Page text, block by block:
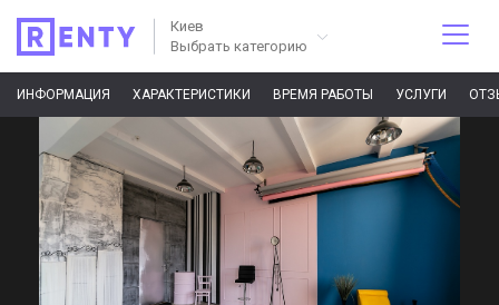
Киев
Выбрать категорию
ИНФОРМАЦИЯ ХАРАКТЕРИСТИКИ ВРЕМЯ РАБОТЫ УСЛУГИ